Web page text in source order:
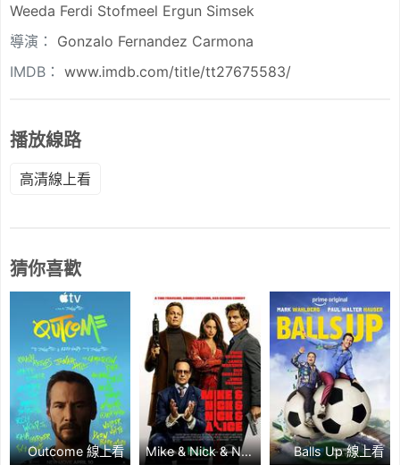
Weeda Ferdi Stofmeel Ergun Simsek
導演：
Gonzalo Fernandez Carmona
IMDB： www.imdb.com/title/tt27675583/
播放線路
高清線上看
猜你喜歡
Outcome 線上看
Mike & Nick & Nick & Alice 線上看
Balls Up 線上看